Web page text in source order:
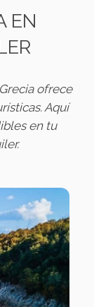
EN
ofrece
Aquí
en tu